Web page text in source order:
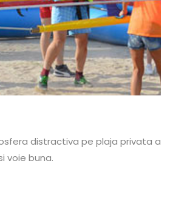
distractiva pe plaja privata a
voie buna.